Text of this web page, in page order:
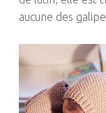
aucune des